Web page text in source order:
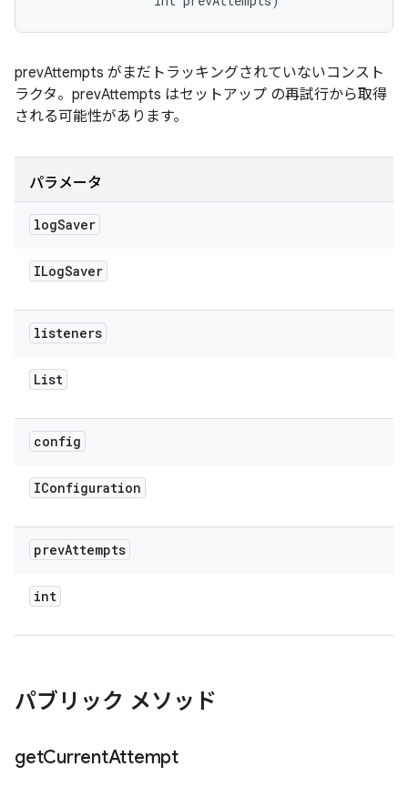
prevAttempts がまだトラッキングされていないコンスト
ラクタ。prevAttempts はセットアップ の再試行から取得
される可能性があります。
パラメータ
logSaver
ILogSaver
listeners
List
config
IConfiguration
prevAttempts
int
パブリック メソッド
getCurrentAttempt